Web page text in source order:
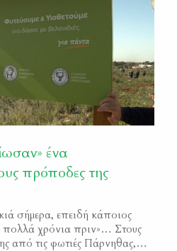
ένα
πρόποδες της
σήμερα, επειδή κάποιος
πολλά χρόνια πριν»… Στους
από τις φωτιές Πάρνηθας,